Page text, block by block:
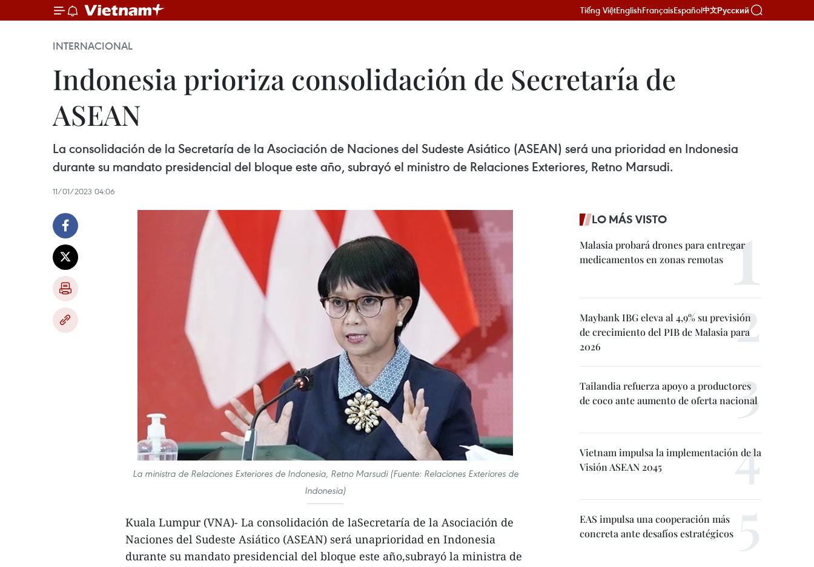
Tiếng ViệtEnglishFrançaisEspañol中文Русский
INTERNACIONAL
Indonesia prioriza consolidación de Secretaría de
ASEAN
La consolidación de la Secretaría de la Asociación de Naciones del Sudeste Asiático (ASEAN) será una prioridad en Indonesia
durante su mandato presidencial del bloque este año, subrayó el ministro de Relaciones Exteriores, Retno Marsudi.
11/01/2023 04:06
La ministra de Relaciones Exteriores de Indonesia, Retno Marsudi (Fuente: Relaciones Exteriores de
Indonesia)
Kuala Lumpur (VNA)- La consolidación de laSecretaría de la Asociación de
Naciones del Sudeste Asiático (ASEAN) será unaprioridad en Indonesia
durante su mandato presidencial del bloque este año,subrayó la ministra de
LO MÁS VISTO
Malasia probará drones para entregar
medicamentos en zonas remotas
Maybank IBG eleva al 4,9% su previsión
de crecimiento del PIB de Malasia para
2026
Tailandia refuerza apoyo a productores
de coco ante aumento de oferta nacional
Vietnam impulsa la implementación de la
Visión ASEAN 2045
EAS impulsa una cooperación más
concreta ante desafíos estratégicos